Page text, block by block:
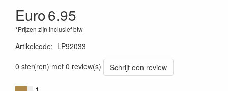
Euro6.95
*Prijzen zijn inclusief btw
Artikelcode: LP92033
0 ster(ren) met 0 review(s)
Schrijf een review